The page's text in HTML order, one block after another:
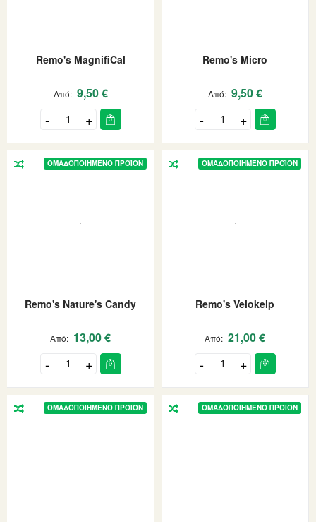
Remo's MagnifiCal
Από 9,50 €
Remo's Micro
Από 9,50 €
ΟΜΑΔΟΠΟΙΗΜΈΝΟ ΠΡΟΪΌΝ
Remo's Nature's Candy
Από 13,00 €
ΟΜΑΔΟΠΟΙΗΜΈΝΟ ΠΡΟΪΌΝ
Remo's Velokelp
Από 21,00 €
ΟΜΑΔΟΠΟΙΗΜΈΝΟ ΠΡΟΪΌΝ ΟΜΑΔΟΠΟΙΗΜΈΝΟ ΠΡΟΪΌΝ